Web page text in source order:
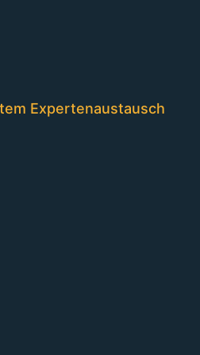
Expertenaustausch